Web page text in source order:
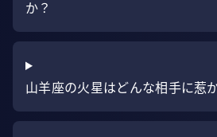
か？
山羊座の火星はどんな相手に惹